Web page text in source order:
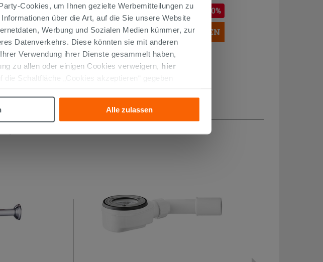
Cookies, um Ihnen gezielte Werbemitteilungen zu
über die Art, auf die Sie unsere Website
Werbung und Sozialen Medien kümmer, zur
Datenverkehrs. Diese könnten sie mit anderen
Verwendung ihrer Dienste gesammelt haben,
zu allen oder einigen Cookies verweigern, hier
Schaltfläche „Cookies akzeptieren“ gegeben
Alle zulassen
LEGEN
141,67 € /STK.188,90 € -25,00%
IN DEN WARENKORB LEGEN
KAUFTEN AUCH...